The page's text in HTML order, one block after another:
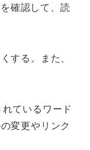
確認して、読
する。また、
ているワード
変更やリンク